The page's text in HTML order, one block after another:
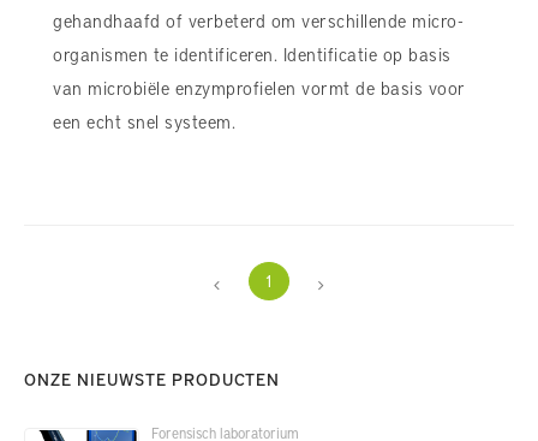
gehandhaafd of verbeterd om verschillende micro-
organismen te identificeren. Identificatie op basis
van microbiële enzymprofielen vormt de basis voor
een echt snel systeem.
1
ONZE NIEUWSTE PRODUCTEN
Forensisch laboratorium